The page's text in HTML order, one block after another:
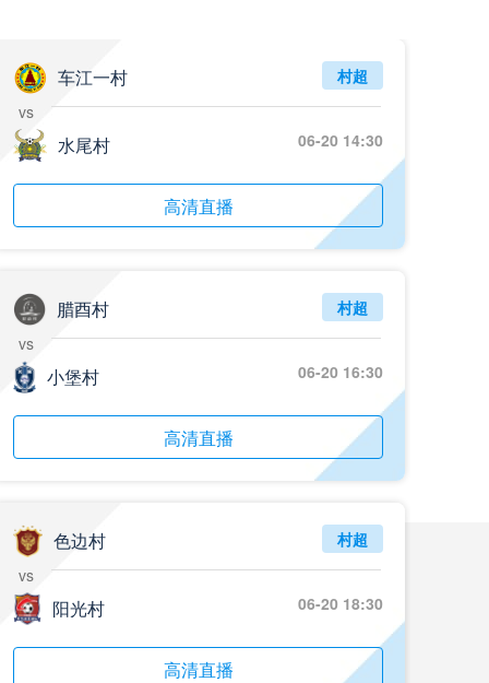
车江一村
vs
水尾村
村超
06-20 14:30
高清直播
腊酉村
vs
小堡村
村超
06-20 16:30
高清直播
色边村
vs
阳光村
村超
06-20 18:30
高清直播